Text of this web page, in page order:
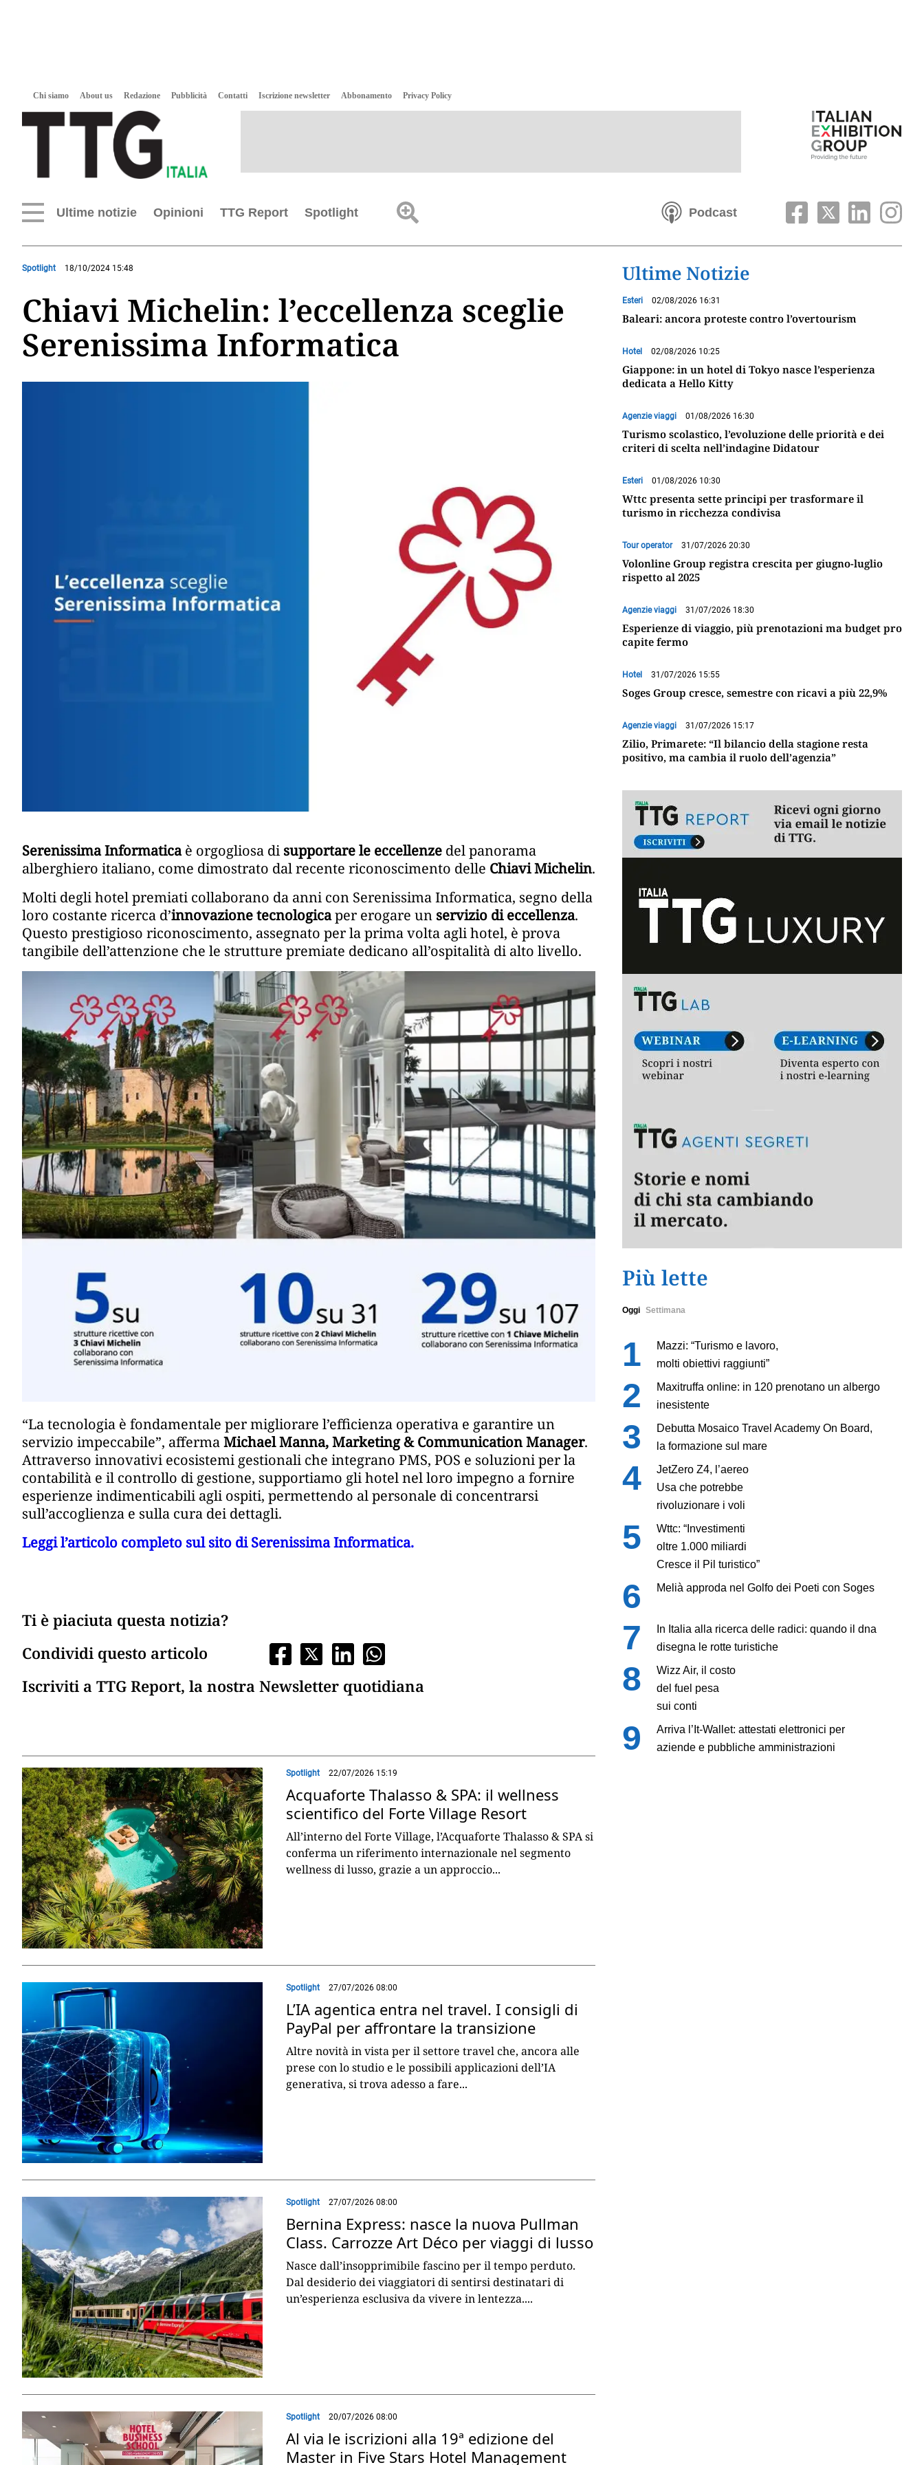
Chi siamo About us Redazione Pubblicità Contatti Iscrizione newsletter Abbonamento Privacy Policy
Ultime notizie Opinioni TTG Report Spotlight Podcast
Spotlight 18/10/2024 15:48
Chiavi Michelin: l’eccellenza sceglie
Serenissima Informatica
Serenissima Informaticaè orgogliosa disupportare le eccellenze del panorama
alberghiero italiano, come dimostrato dal recente riconoscimento delle Chiavi Michelin.
Molti degli hotel premiati collaborano da anni con Serenissima Informatica, segno della
loro costante ricerca d’innovazione tecnologicaper erogare un servizio di eccellenza.
Questo prestigioso riconoscimento, assegnato per la prima volta agli hotel, è prova
tangibile dell’attenzione che le strutture premiate dedicano all’ospitalità di alto livello.
“La tecnologia è fondamentale per migliorare l’efficienza operativa e garantire un
servizio impeccabile”, affermaMichael Manna, Marketing & Communication Manager.
Attraverso innovativi ecosistemi gestionali che integrano PMS, POS e soluzioni per la
contabilità e il controllo di gestione, supportiamo gli hotel nel loro impegno a fornire
esperienze indimenticabili agli ospiti, permettendo al personale di concentrarsi
sull’accoglienza e sulla cura dei dettagli.
Leggi l’articolo completo sul sito di Serenissima Informatica.
Ti è piaciuta questa notizia?
Condividi questo articolo
Iscriviti a TTG Report, la nostra Newsletter quotidiana
Spotlight 22/07/2026 15:19
Acquaforte Thalasso & SPA: il wellness
scientifico del Forte Village Resort
All’interno del Forte Village, l’Acquaforte Thalasso & SPA si
conferma un riferimento internazionale nel segmento
wellness di lusso, grazie a un approccio...
Spotlight 27/07/2026 08:00
L’IA agentica entra nel travel. I consigli di
PayPal per affrontare la transizione
Altre novità in vista per il settore travel che, ancora alle
prese con lo studio e le possibili applicazioni dell’IA
generativa, si trova adesso a fare...
Spotlight 27/07/2026 08:00
Bernina Express: nasce la nuova Pullman
Class. Carrozze Art Déco per viaggi di lusso
Nasce dall’insopprimibile fascino per il tempo perduto.
Dal desiderio dei viaggiatori di sentirsi destinatari di
un’esperienza esclusiva da vivere in lentezza....
Spotlight 20/07/2026 08:00
Al via le iscrizioni alla 19ª edizione del
Master in Five Stars Hotel Management
Ultime Notizie
Esteri 02/08/2026 16:31
Baleari: ancora proteste contro l’overtourism
Hotel 02/08/2026 10:25
Giappone: in un hotel di Tokyo nasce l’esperienza
dedicata a Hello Kitty
Agenzie viaggi 01/08/2026 16:30
Turismo scolastico, l’evoluzione delle priorità e dei
criteri di scelta nell’indagine Didatour
Esteri 01/08/2026 10:30
Wttc presenta sette principi per trasformare il
turismo in ricchezza condivisa
Tour operator 31/07/2026 20:30
Volonline Group registra crescita per giugno-luglio
rispetto al 2025
Agenzie viaggi 31/07/2026 18:30
Esperienze di viaggio, più prenotazioni ma budget pro
capite fermo
Hotel 31/07/2026 15:55
Soges Group cresce, semestre con ricavi a più 22,9%
Agenzie viaggi 31/07/2026 15:17
Zilio, Primarete: “Il bilancio della stagione resta
positivo, ma cambia il ruolo dell’agenzia”
Più lette
Oggi Settimana
Mazzi: “Turismo e lavoro,
molti obiettivi raggiunti”
Maxitruffa online: in 120 prenotano un albergo
inesistente
Debutta Mosaico Travel Academy On Board,
la formazione sul mare
JetZero Z4, l’aereo
Usa che potrebbe
rivoluzionare i voli
Wttc: “Investimenti
oltre 1.000 miliardi
Cresce il Pil turistico”
Melià approda nel Golfo dei Poeti con Soges
In Italia alla ricerca delle radici: quando il dna
disegna le rotte turistiche
Wizz Air, il costo
del fuel pesa
sui conti
Arriva l’It-Wallet: attestati elettronici per
aziende e pubbliche amministrazioni